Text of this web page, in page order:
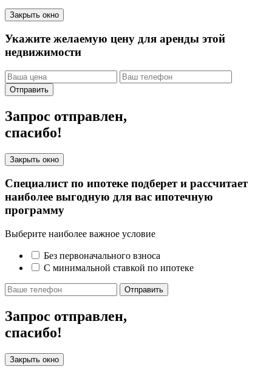
Закрыть окно
Укажите желаемую цену для аренды этой
недвижимости
Отправить
Запрос отправлен,
спасибо!
Закрыть окно
Специалист по ипотеке подберет и рассчитает
наиболее выгодную для вас ипотечную
программу
Выберите наиболее важное условие
Без первоначального взноса
С минимальной ставкой по ипотеке
Отправить
Запрос отправлен,
спасибо!
Закрыть окно